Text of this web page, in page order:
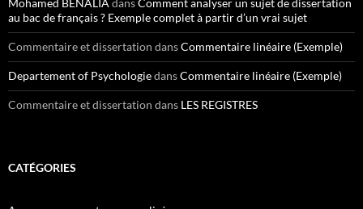
Mohamed BENALIA dansComment analyser un sujet de dissertation
au bac de français ? Exemple complet à partir d’un vrai sujet
Commentaire et dissertation dansCommentaire linéaire (Exemple)
Departement of PsychologiedansCommentaire linéaire (Exemple)
Commentaire et dissertation dans LES REGISTRES
CATÉGORIES